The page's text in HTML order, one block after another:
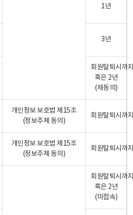
1년
3년
회원탈퇴시까
혹은 2년
(재동의)
개인정보 보호법 제15조
(정보주체 동의)
회원탈퇴시까
개인정보 보호법 제15조
(정보주체 동의)
회원탈퇴시까
회원탈퇴시까
혹은 2년
(미접속)